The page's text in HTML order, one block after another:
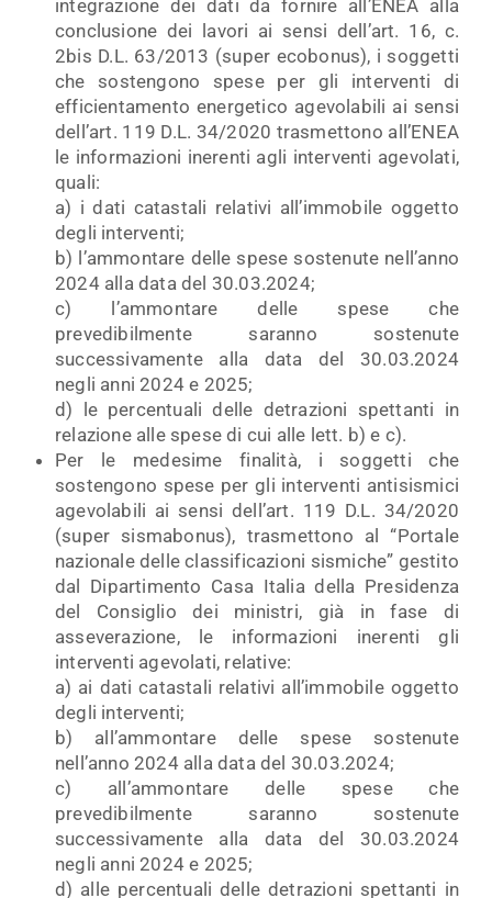
integrazione dei dati da fornire all’ENEA alla
conclusione dei lavori ai sensi dell’art. 16, c.
2bis D.L. 63/2013 (super ecobonus), i soggetti
che sostengono spese per gli interventi di
efficientamento energetico agevolabili ai sensi
dell’art. 119 D.L. 34/2020 trasmettono all’ENEA
le informazioni inerenti agli interventi agevolati,
quali:
a) i dati catastali relativi all’immobile oggetto
degli interventi;
b) l’ammontare delle spese sostenute nell’anno
2024 alla data del 30.03.2024;
c) l’ammontare delle spese che
prevedibilmente saranno sostenute
successivamente alla data del 30.03.2024
negli anni 2024 e 2025;
d) le percentuali delle detrazioni spettanti in
relazione alle spese di cui alle lett. b) e c).
Per le medesime finalità, i soggetti che
sostengono spese per gli interventi antisismici
agevolabili ai sensi dell’art. 119 D.L. 34/2020
(super sismabonus), trasmettono al “Portale
nazionale delle classificazioni sismiche” gestito
dal Dipartimento Casa Italia della Presidenza
del Consiglio dei ministri, già in fase di
asseverazione, le informazioni inerenti gli
interventi agevolati, relative:
a) ai dati catastali relativi all’immobile oggetto
degli interventi;
b) all’ammontare delle spese sostenute
nell’anno 2024 alla data del 30.03.2024;
c) all’ammontare delle spese che
prevedibilmente saranno sostenute
successivamente alla data del 30.03.2024
negli anni 2024 e 2025;
d) alle percentuali delle detrazioni spettanti in